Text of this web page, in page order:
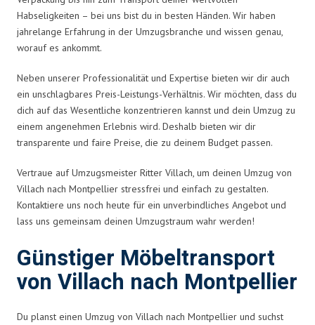
Habseligkeiten – bei uns bist du in besten Händen. Wir haben
jahrelange Erfahrung in der Umzugsbranche und wissen genau,
worauf es ankommt.
Neben unserer Professionalität und Expertise bieten wir dir auch
ein unschlagbares Preis-Leistungs-Verhältnis. Wir möchten, dass du
dich auf das Wesentliche konzentrieren kannst und dein Umzug zu
einem angenehmen Erlebnis wird. Deshalb bieten wir dir
transparente und faire Preise, die zu deinem Budget passen.
Vertraue auf Umzugsmeister Ritter Villach, um deinen Umzug von
Villach nach Montpellier stressfrei und einfach zu gestalten.
Kontaktiere uns noch heute für ein unverbindliches Angebot und
lass uns gemeinsam deinen Umzugstraum wahr werden!
Günstiger Möbeltransport
von Villach nach Montpellier
Du planst einen Umzug von Villach nach Montpellier und suchst